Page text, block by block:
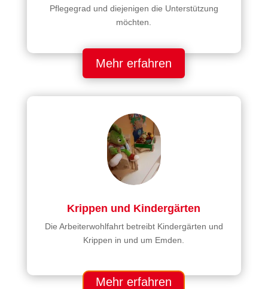
Pflegegrad und diejenigen die Unterstützung
möchten.
Mehr erfahren
Krippen und Kindergärten
Die Arbeiterwohlfahrt betreibt Kindergärten und
Krippen in und um Emden.
Mehr erfahren